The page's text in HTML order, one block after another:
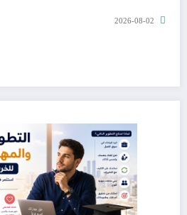
2026-08-02